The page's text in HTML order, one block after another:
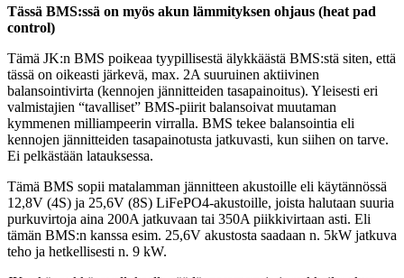
Tässä BMS:ssä on myös akun lämmityksen ohjaus (heat pad
control)
Tämä JK:n BMS poikeaa tyypillisestä älykkäästä BMS:stä siten, että
tässä on oikeasti järkevä, max. 2A suuruinen aktiivinen
balansointivirta (kennojen jännitteiden tasapainoitus). Yleisesti eri
valmistajien “tavalliset” BMS-piirit balansoivat muutaman
kymmenen milliampeerin virralla. BMS tekee balansointia eli
kennojen jännitteiden tasapainotusta jatkuvasti, kun siihen on tarve.
Ei pelkästään latauksessa.
Tämä BMS sopii matalamman jännitteen akustoille eli käytännössä
12,8V (4S) ja 25,6V (8S) LiFePO4-akustoille, joista halutaan suuria
purkuvirtoja aina 200A jatkuvaan tai 350A piikkivirtaan asti. Eli
tämän BMS:n kanssa esim. 25,6V akustosta saadaan n. 5kW jatkuva
teho ja hetkellisesti n. 9 kW.